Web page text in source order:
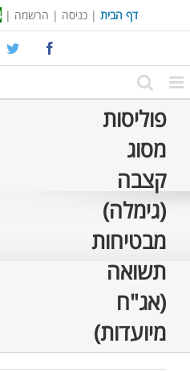
to
דף הבית | כניסה | הרשמה |
Facebook
פוליסות
מסוג
קצבה
(גימלה)
מבטיחות
תשואה
(אג"ח
מיועדות)